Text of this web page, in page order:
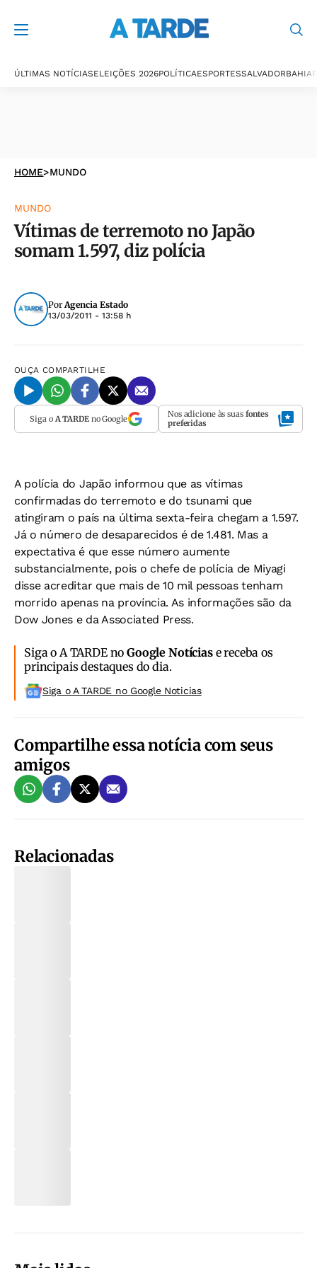
ÚLTIMAS NOTÍCIASELEIÇÕES 2026POLÍTICAESPORTESSALVADORBAHIA
HOME>MUNDO
MUNDO
Vítimas de terremoto no Japão
somam 1.597, diz polícia
PorAgencia Estado
13/03/2011 - 13:58 h
OUÇA COMPARTILHE
Siga o A TARDEno Google Nos adicione às suas fontes
preferidas
A polícia do Japão informou que as vítimas
confirmadas do terremoto e do tsunami que
atingiram o país na última sexta-feira chegam a 1.597.
Já o número de desaparecidos é de 1.481. Mas a
expectativa é que esse número aumente
substancialmente, pois o chefe de polícia de Miyagi
disse acreditar que mais de 10 mil pessoas tenham
morrido apenas na província. As informações são da
Dow Jones e da Associated Press.
Siga o A TARDE noGoogle Notíciase receba os
principais destaques do dia.
Siga o A TARDE no Google Noticias
Compartilhe essa notícia com seus
amigos
Relacionadas